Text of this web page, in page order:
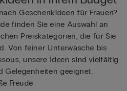
Geschenkideen für Frauen?
finden Sie eine Auswahl an
Preiskategorien, die für Sie
Von feiner Unterwäsche bis
unsere Ideen sind vielfältig
Gelegenheiten geeignet.
Freude